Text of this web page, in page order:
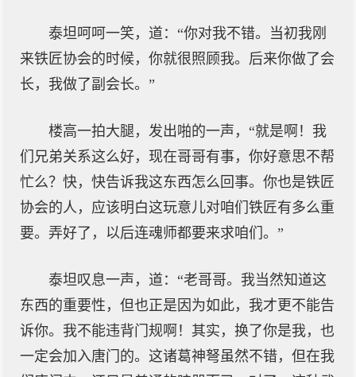
泰坦呵呵一笑，道：“你对我不错。当初我刚
来铁匠协会的时候，你就很照顾我。后来你做了会
长，我做了副会长。”
楼高一拍大腿，发出啪的一声，“就是啊！我
们兄弟关系这么好，现在哥哥有事，你好意思不帮
忙么？快，快告诉我这东西怎么回事。你也是铁匠
协会的人，应该明白这玩意儿对咱们铁匠有多么重
要。弄好了，以后连魂师都要来求咱们。”
泰坦叹息一声，道：“老哥哥。我当然知道这
东西的重要性，但也正是因为如此，我才更不能告
诉你。我不能违背门规啊！其实，换了你是我，也
一定会加入唐门的。这诸葛神弩虽然不错，但在我